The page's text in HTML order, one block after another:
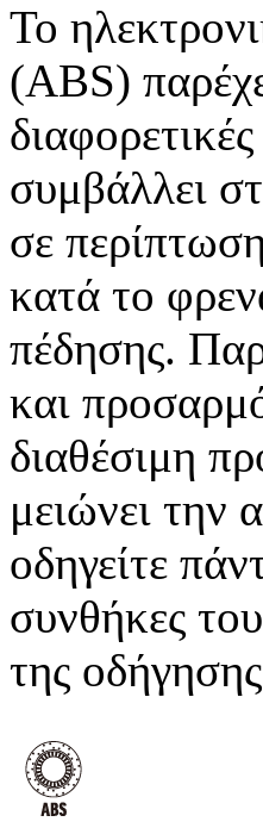
Το
(ABS)
συμβάλλει
σε
κατά το
πέδησης.
και
διαθέσιμη
μειώνει την
οδηγείτε
συνθήκες
της